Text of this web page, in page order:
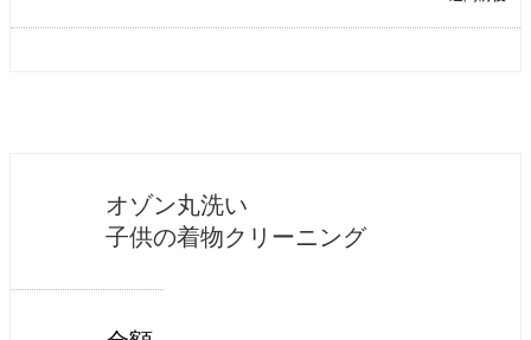
オゾン丸洗い
子供の着物クリーニング